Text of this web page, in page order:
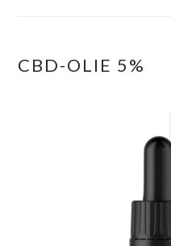
CBD-OLIE 5%